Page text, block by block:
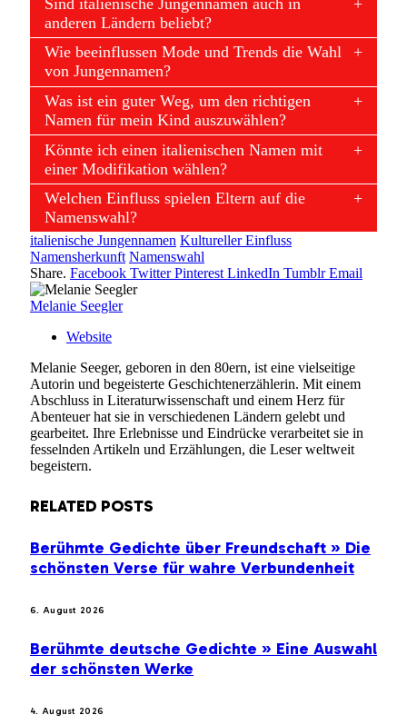
anderen Ländern beliebt?
Wie beeinflussen Mode und Trends die Wahl
von Jungennamen?
Was ist ein guter Weg, um den richtigen
Namen für mein Kind auszuwählen?
Könnte ich einen italienischen Namen mit
einer Modifikation wählen?
Welchen Einfluss spielen Eltern auf die
Namenswahl?
italienische Jungennamen Kultureller Einfluss
Namensherkunft Namenswahl
Share. Facebook Twitter Pinterest LinkedIn Tumblr Email
Melanie Seegler
Website
Melanie Seeger, geboren in den 80ern, ist eine vielseitige
Autorin und begeisterte Geschichtenerzählerin. Mit einem
Abschluss in Literaturwissenschaft und einem Herz für
Abenteuer hat sie in verschiedenen Ländern gelebt und
gearbeitet. Ihre Erlebnisse und Eindrücke verarbeitet sie in
fesselnden Artikeln und Erzählungen, die Leser weltweit
begeistern.
RELATED POSTS
Berühmte Gedichte über Freundschaft » Die
schönsten Verse für wahre Verbundenheit
6. August 2026
Berühmte deutsche Gedichte » Eine Auswahl
der schönsten Werke
4. August 2026